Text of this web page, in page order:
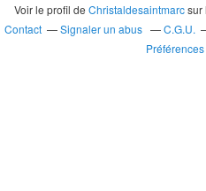
Voir le profil deChristaldesaintmarcsur
Contact
Signaler un abus C.G.U.